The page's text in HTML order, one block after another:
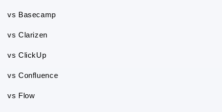
vs Basecamp
vs Clarizen
vs ClickUp
vs Confluence
vs Flow